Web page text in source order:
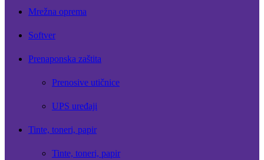
Mrežna oprema
Softver
Prenaponska zaštita
Prenosive utičnice
UPS uređaji
Tinte, toneri, papir
Tinte, toneri, papir